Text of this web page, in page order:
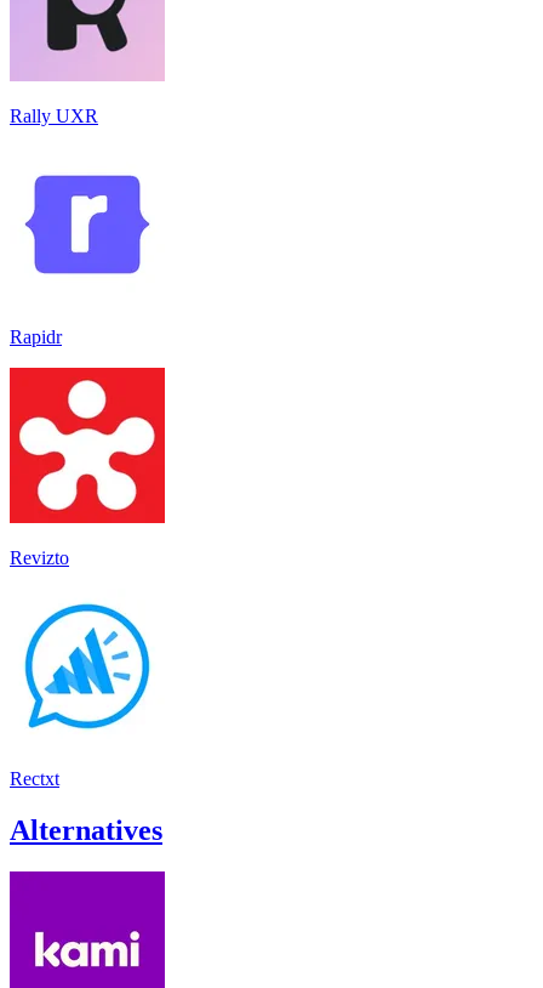
Rally UXR
Rapidr
Revizto
Rectxt
Alternatives